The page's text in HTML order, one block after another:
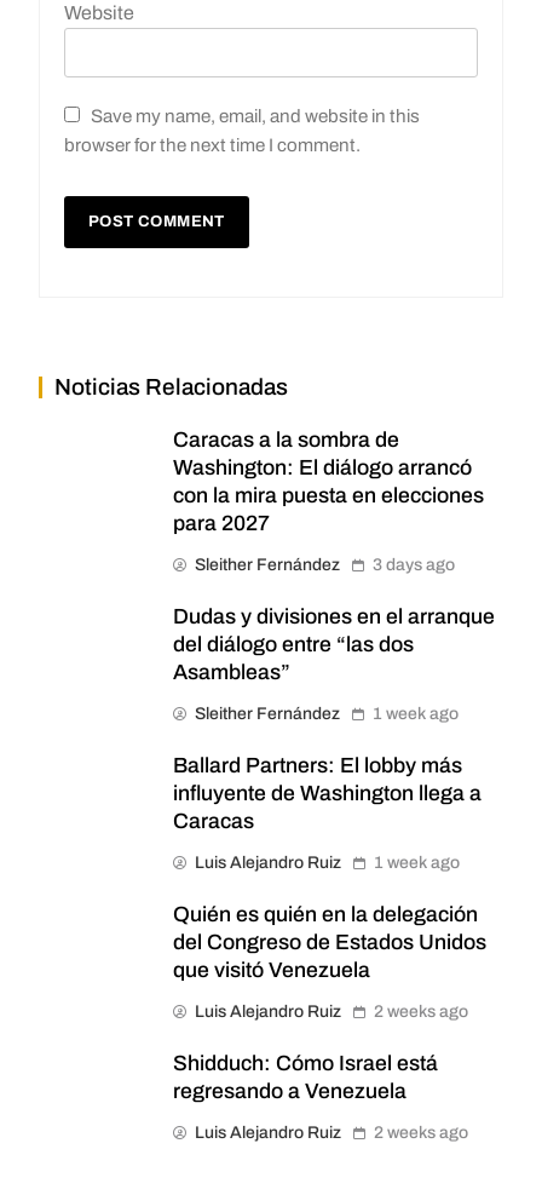
Website
Save my name, email, and website in this
browser for the next time I comment.
Noticias Relacionadas
Caracas a la sombra de
Washington: El diálogo arrancó
con la mira puesta en elecciones
para 2027
Sleither Fernández 3 days ago
Dudas y divisiones en el arranque
del diálogo entre “las dos
Asambleas”
Sleither Fernández 1 week ago
Ballard Partners: El lobby más
influyente de Washington llega a
Caracas
Luis Alejandro Ruiz 1 week ago
Quién es quién en la delegación
del Congreso de Estados Unidos
que visitó Venezuela
Luis Alejandro Ruiz 2 weeks ago
Shidduch: Cómo Israel está
regresando a Venezuela
Luis Alejandro Ruiz 2 weeks ago